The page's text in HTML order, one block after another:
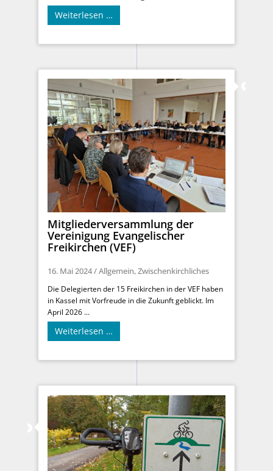
Weiterlesen …
Mitgliederversammlung der
Vereinigung Evangelischer
Freikirchen (VEF)
16. Mai 2024/Allgemein,Zwischenkirchliches
Die Delegierten der 15 Freikirchen in der VEF haben
in Kassel mit Vorfreude in die Zukunft geblickt. Im
April 2026 ...
Weiterlesen …